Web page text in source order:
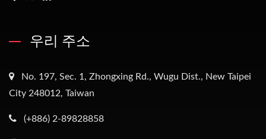
우리 주소
No. 197, Sec. 1, Zhongxing Rd., Wugu Dist., New Taipei
City 248012, Taiwan
(+886) 2-89828858